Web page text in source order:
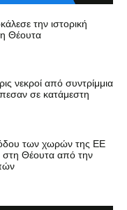
την ιστορική
Θέουτα
νεκροί από συντρίμμια
σε κατάμεστη
των χωρών της ΕΕ
στη Θέουτα από την